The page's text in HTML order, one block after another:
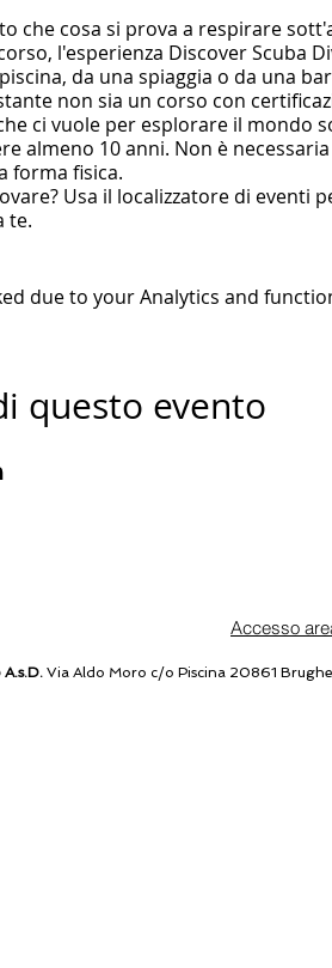
che cosa si prova a respirare
l'esperienza Discover Scuba
da una spiaggia o da una
non sia un corso con
ci vuole per esplorare il mondo
almeno 10 anni. Non è
forma fisica.
Usa il localizzatore di eventi
te.
due to your Analytics and
questo evento
Accesso
Via Aldo Moro c/o Piscina 20861